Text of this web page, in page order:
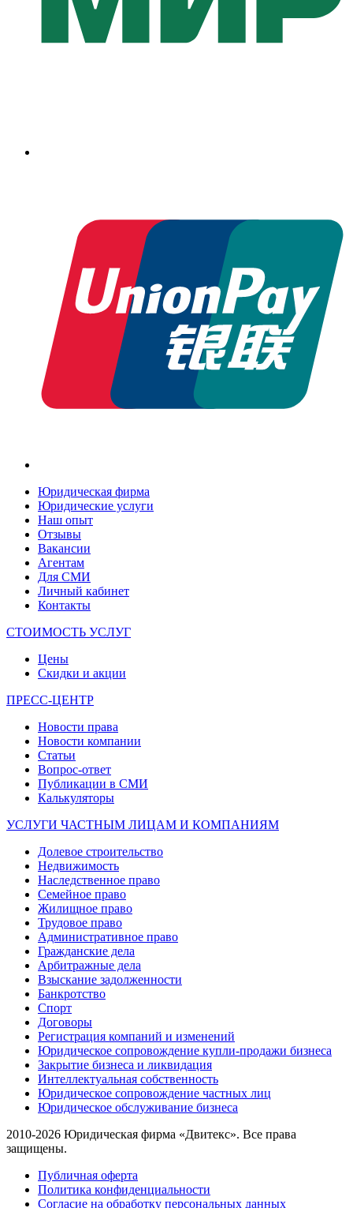
Юридическая фирма
Юридические услуги
Наш опыт
Отзывы
Вакансии
Агентам
Для СМИ
Личный кабинет
Контакты
СТОИМОСТЬ УСЛУГ
Цены
Скидки и акции
ПРЕСС-ЦЕНТР
Новости права
Новости компании
Статьи
Вопрос-ответ
Публикации в СМИ
Калькуляторы
УСЛУГИ ЧАСТНЫМ ЛИЦАМ И КОМПАНИЯМ
Долевое строительство
Недвижимость
Наследственное право
Семейное право
Жилищное право
Трудовое право
Административное право
Гражданские дела
Арбитражные дела
Взыскание задолженности
Банкротство
Спорт
Договоры
Регистрация компаний и изменений
Юридическое сопровождение купли-продажи бизнеса
Закрытие бизнеса и ликвидация
Интеллектуальная собственность
Юридическое сопровождение частных лиц
Юридическое обслуживание бизнеса
2010-2026 Юридическая фирма «Двитекс». Все права
защищены.
Публичная оферта
Политика конфиденциальности
Согласие на обработку персональных данных